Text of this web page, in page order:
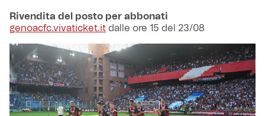
Rivendita del posto per abbonati
genoacfc.vivaticket.it dalle ore 15 del 23/08